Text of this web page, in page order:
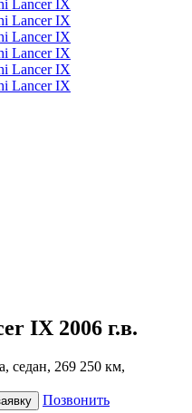
IX 2006 г.в.
седан, 269 250 км,
Позвонить